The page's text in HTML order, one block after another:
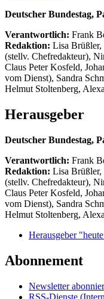
Deutscher Bundestag,
Verantwortlich: Frank
Redaktion: Lisa
(stellv. Chefredakteur),
Claus Peter Kosfeld,
vom Dienst), Sandra
Helmut Stoltenberg,
Herausgeber
Deutscher Bundestag,
Verantwortlich: Frank
Redaktion: Lisa
(stellv. Chefredakteur),
Claus Peter Kosfeld,
vom Dienst), Sandra
Helmut Stoltenberg,
Herausgeber
Abonnement
Newsletter
RSS-Dienste